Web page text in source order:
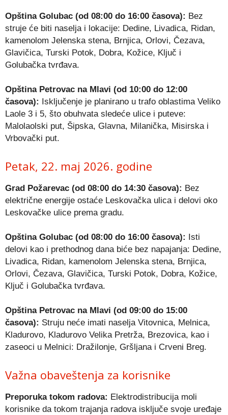
Opština Golubac (od 08:00 do 16:00 časova): Bez
struje će biti naselja i lokacije: Dedine, Livadica, Ridan,
kamenolom Jelenska stena, Brnjica, Orlovi, Čezava,
Glavičica, Turski Potok, Dobra, Kožice, Ključ i
Golubačka tvrđava.
Opština Petrovac na Mlavi (od 10:00 do 12:00
časova): Isključenje je planirano u trafo oblastima Veliko
Laole 3 i 5, što obuhvata sledeće ulice i puteve:
Malolaolski put, Šipska, Glavna, Milanička, Misirska i
Vrbovački put.
Petak, 22. maj 2026. godine
Grad Požarevac (od 08:00 do 14:30 časova): Bez
električne energije ostaće Leskovačka ulica i delovi oko
Leskovačke ulice prema gradu.
Opština Golubac (od 08:00 do 16:00 časova): Isti
delovi kao i prethodnog dana biće bez napajanja: Dedine,
Livadica, Ridan, kamenolom Jelenska stena, Brnjica,
Orlovi, Čezava, Glavičica, Turski Potok, Dobra, Kožice,
Ključ i Golubačka tvrđava.
Opština Petrovac na Mlavi (od 09:00 do 15:00
časova): Struju neće imati naselja Vitovnica, Melnica,
Kladurovo, Kladurovo Velika Pretrža, Brezovica, kao i
zaseoci u Melnici: Dražilonje, Gršljana i Crveni Breg.
Važna obaveštenja za korisnike
Preporuka tokom radova: Elektrodistribucija moli
korisnike da tokom trajanja radova isključe svoje uređaje